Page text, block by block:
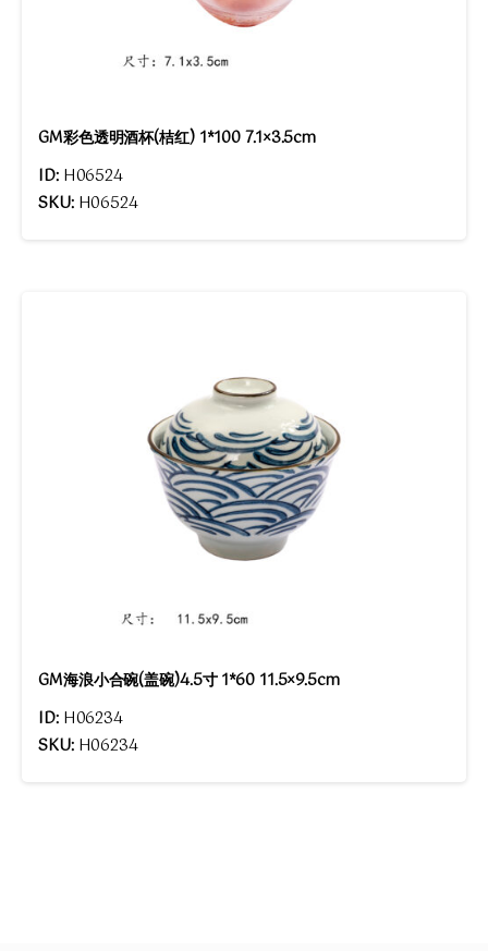
GM彩色透明酒杯(桔红) 1*100 7.1×3.5cm
ID: H06524
SKU: H06524
GM海浪小合碗(盖碗)4.5寸 1*60 11.5×9.5cm
ID: H06234
SKU: H06234